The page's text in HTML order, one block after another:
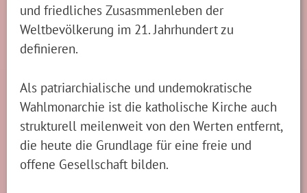
und friedliches Zusasmmenleben der
Weltbevölkerung im 21. Jahrhundert zu
definieren.
Als patriarchialische und undemokratische
Wahlmonarchie ist die katholische Kirche auch
strukturell meilenweit von den Werten entfernt,
die heute die Grundlage für eine freie und
offene Gesellschaft bilden.